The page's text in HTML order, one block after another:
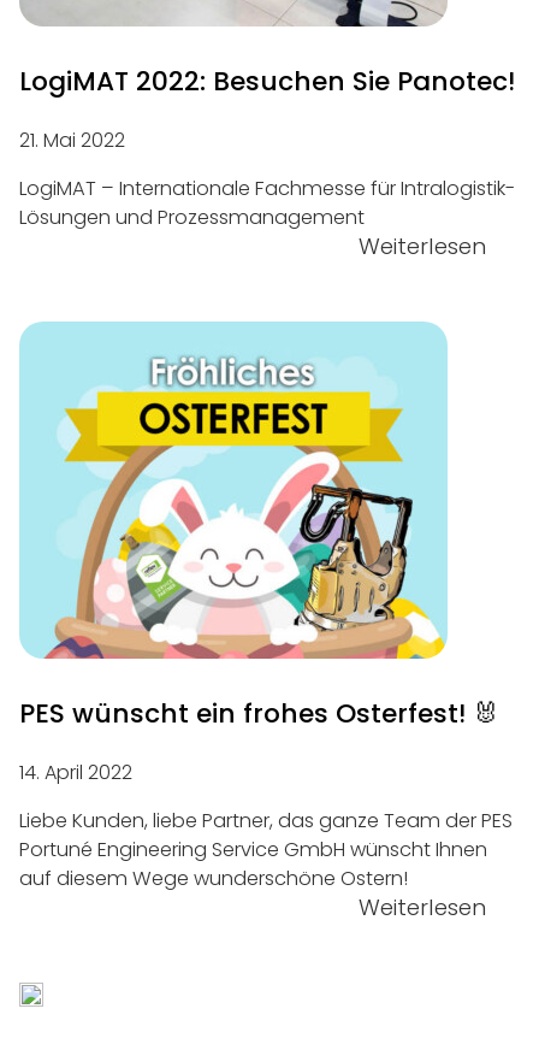
LogiMAT 2022: Besuchen Sie Panotec!
21. Mai 2022
LogiMAT – Internationale Fachmesse für Intralogistik-
Lösungen und Prozessmanagement
Weiterlesen
PES wünscht ein frohes Osterfest! 🐰
14. April 2022
Liebe Kunden, liebe Partner, das ganze Team der PES
Portuné Engineering Service GmbH wünscht Ihnen
auf diesem Wege wunderschöne Ostern!
Weiterlesen